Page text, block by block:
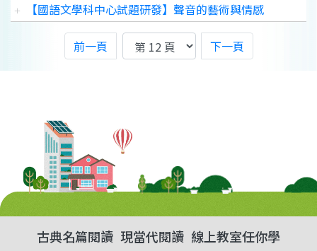
【國語文學科中心試題研發】聲音的藝術與情感
前一頁 下一頁
古典名篇閱讀 現當代閱讀 線上教室任你學